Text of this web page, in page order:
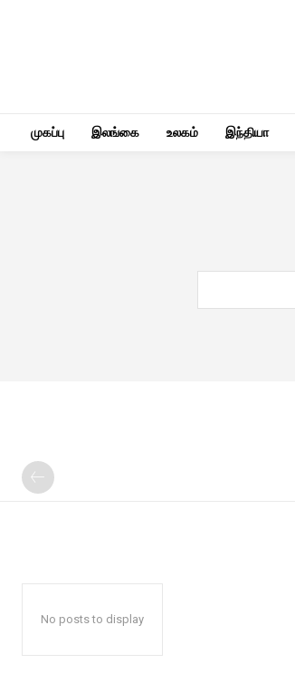
முகப்பு இலங்கை உலகம் இந்தியா
No posts to display